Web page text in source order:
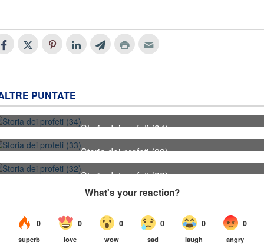
PUNTATE
34 Storia dei profeti (34)
33 Storia dei profeti (33)
Storia dei profeti (32)